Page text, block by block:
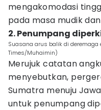
mengakomodasi
pada masa mudik
2. Penumpang
Suasana arus balik di deremaga
Times/Muhaimin)
Merujuk catatan
menyebutkan,
Sumatra menuju
untuk penumpang